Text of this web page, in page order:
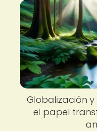
Globalización
el papel